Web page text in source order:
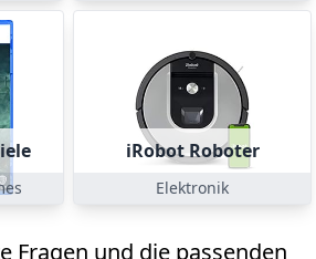
iRobot Roboter
Elektronik
Fragen und die passenden